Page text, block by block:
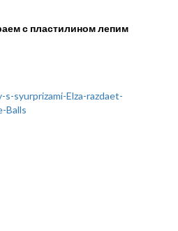
с пластилином лепим